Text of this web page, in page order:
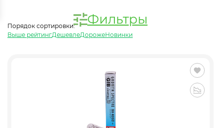
Фильтры
Порядок сортировки:
Выше рейтингДешевлеДорожеНовинки